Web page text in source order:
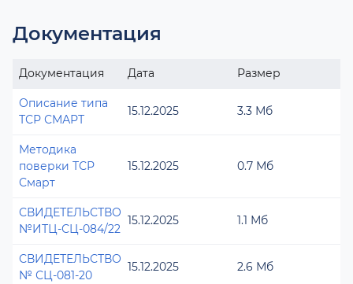
Документация
Документация Дата Размер
Описание типа
ТСР СМАРТ
15.12.2025 3.3 Мб
Методика
поверки ТСР
Смарт
15.12.2025 0.7 Мб
СВИДЕТЕЛЬСТВО
№ИТЦ-СЦ-084/22
15.12.2025 1.1 Мб
СВИДЕТЕЛЬСТВО
№ СЦ-081-20
15.12.2025 2.6 Мб